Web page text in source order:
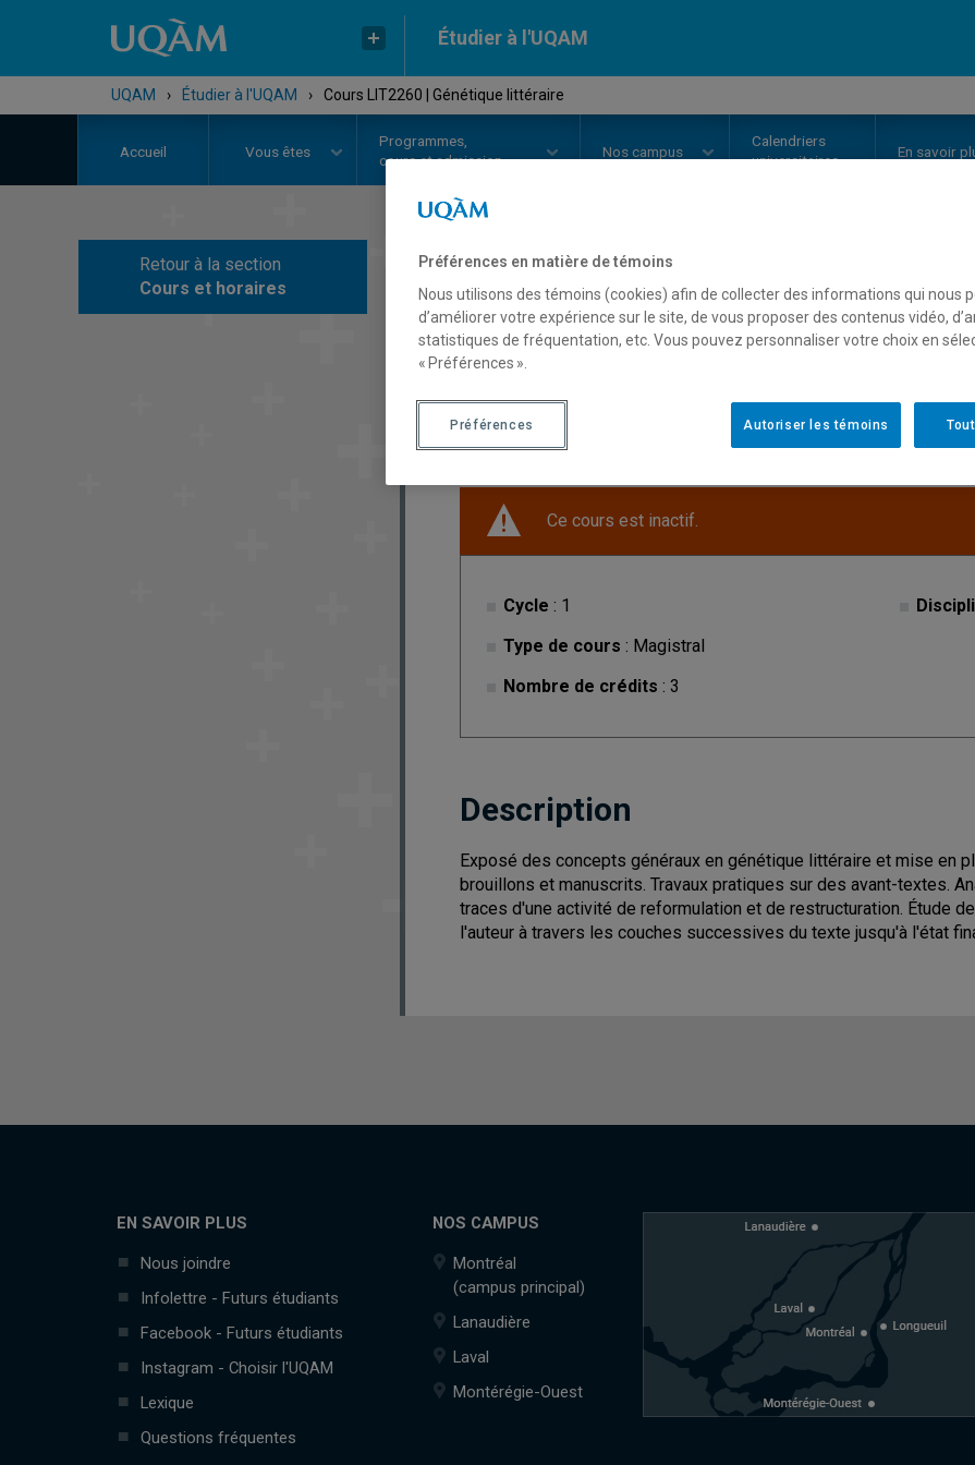
Étudier à l'UQAM
UQAM › Étudier à l'UQAM › Cours LIT2260 | Génétique littéraire
Accueil Vous êtes
Programmes,
cours et admission
Nos campus
Calendriers
universitaires
En savoir
Retour à la section
Cours et horaires
COURS// LIT2260-Génétique
Description
Ce cours est inactif.
Cycle : 1
Type de cours : Magistral
Nombre de crédits : 3
Description
Exposé des concepts généraux en génétique littéraire et mise en
brouillons et manuscrits. Travaux pratiques sur des avant-textes.
traces d'une activité de reformulation et de restructuration. Étude
l'auteur à travers les couches successives du texte jusqu'à l'état
EN SAVOIR PLUS
Nous joindre
Infolettre - Futurs étudiants
Facebook - Futurs étudiants
Instagram - Choisir l'UQAM
Lexique
Questions fréquentes
NOS CAMPUS
Montréal
(campus principal)
Lanaudière
Laval
Montérégie-Ouest
Préférences en matière de témoins
Nous utilisons des témoins (cookies) afin de collecter des informations qui nous
d’améliorer votre expérience sur le site, de vous proposer des contenus vidéo,
statistiques de fréquentation, etc. Vous pouvez personnaliser votre choix en
« Préférences ».
Autoriser les témoins
Préférences